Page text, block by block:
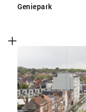
Geniepark